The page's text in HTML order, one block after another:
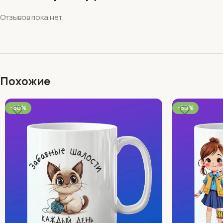
Отзывов пока нет.
Похожие
-60% -60%